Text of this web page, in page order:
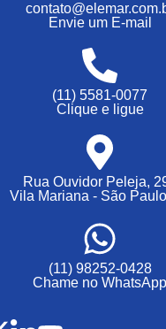
Envie um E-mail
(11) 5581-0077
Clique e ligue
Rua Ouvidor Peleja,
Vila Mariana - São
(11) 98252-0428
Chame no WhatsApp